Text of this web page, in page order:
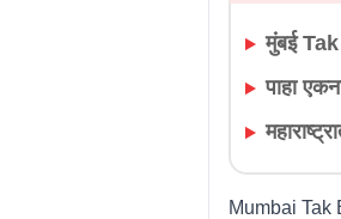
मुंबई
पाहा
Mumbai Tak